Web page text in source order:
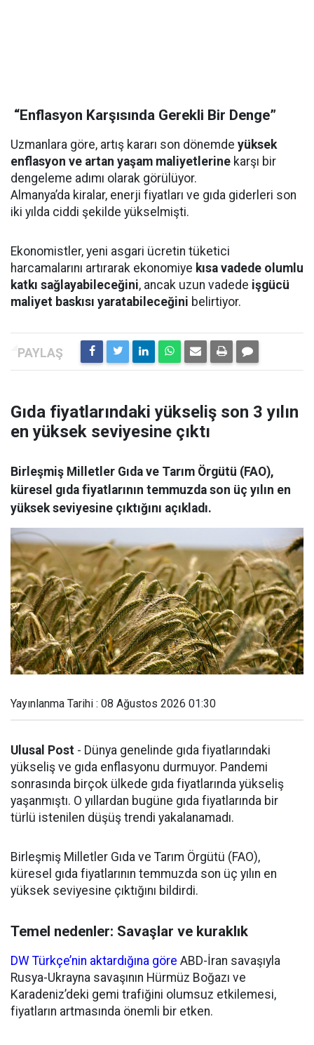
“Enflasyon Karşısında Gerekli Bir Denge”
Uzmanlara göre, artış kararı son dönemde yüksek
enflasyon ve artan yaşam maliyetlerine karşı bir
dengeleme adımı olarak görülüyor.
Almanya’da kiralar, enerji fiyatları ve gıda giderleri son
iki yılda ciddi şekilde yükselmişti.
Ekonomistler, yeni asgari ücretin tüketici
harcamalarını artırarak ekonomiye kısa vadede olumlu
katkı sağlayabileceğini, ancak uzun vadede işgücü
maliyet baskısı yaratabileceğini belirtiyor.
Gıda fiyatlarındaki yükseliş son 3 yılın
en yüksek seviyesine çıktı
Birleşmiş Milletler Gıda ve Tarım Örgütü (FAO),
küresel gıda fiyatlarının temmuzda son üç yılın en
yüksek seviyesine çıktığını açıkladı.
Yayınlanma Tarihi : 08 Ağustos 2026 01:30
Ulusal Post - Dünya genelinde gıda fiyatlarındaki
yükseliş ve gıda enflasyonu durmuyor. Pandemi
sonrasında birçok ülkede gıda fiyatlarında yükseliş
yaşanmıştı. O yıllardan bugüne gıda fiyatlarında bir
türlü istenilen düşüş trendi yakalanamadı.
Birleşmiş Milletler Gıda ve Tarım Örgütü (FAO),
küresel gıda fiyatlarının temmuzda son üç yılın en
yüksek seviyesine çıktığını bildirdi.
Temel nedenler: Savaşlar ve kuraklık
DW Türkçe’nin aktardığına göre ABD-İran savaşıyla
Rusya-Ukrayna savaşının Hürmüz Boğazı ve
Karadeniz’deki gemi trafiğini olumsuz etkilemesi,
fiyatların artmasında önemli bir etken.